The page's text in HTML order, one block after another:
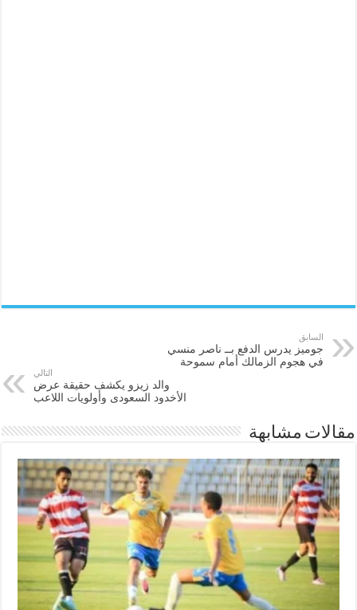
السابق
جوميز يدرس الدفع بــ ناصر منسي
في هجوم الزمالك أمام سموحة
التالي
والد زيزو يكشف حقيقة عرض
الأخدود السعودى وأولويات اللاعب
مقالات مشابهة